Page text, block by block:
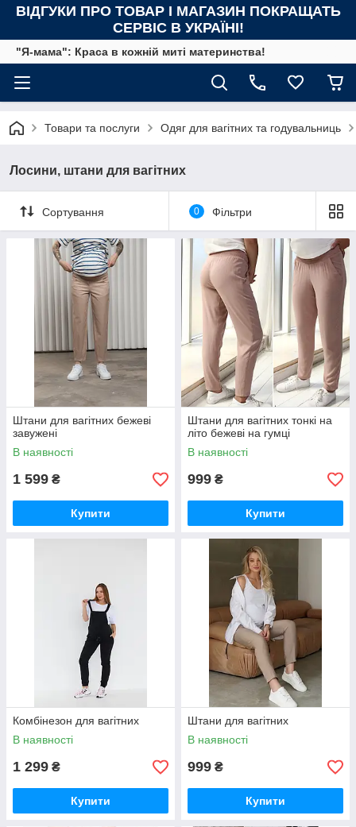
ВІДГУКИ ПРО ТОВАР І МАГАЗИН ПОКРАЩАТЬ
СЕРВІС В УКРАЇНІ!
"Я-мама": Краса в кожній миті материнства!
Товари та послуги Одяг для вагітних та годувальниць
Лосини, штани для вагітних
Сортування 0 Фільтри
Штани для вагітних бежеві
завужені
В наявності
1 599 ₴
Купити
Штани для вагітних тонкі на
літо бежеві на гумці
В наявності
999 ₴
Купити
Комбінезон для вагітних
В наявності
1 299 ₴
Купити
Штани для вагітних
В наявності
999 ₴
Купити